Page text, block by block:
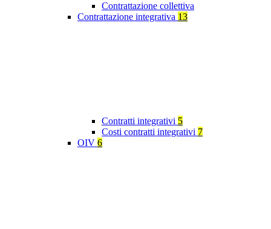
Contrattazione collettiva
Contrattazione integrativa 13
Contratti integrativi 5
Costi contratti integrativi 7
OIV 6